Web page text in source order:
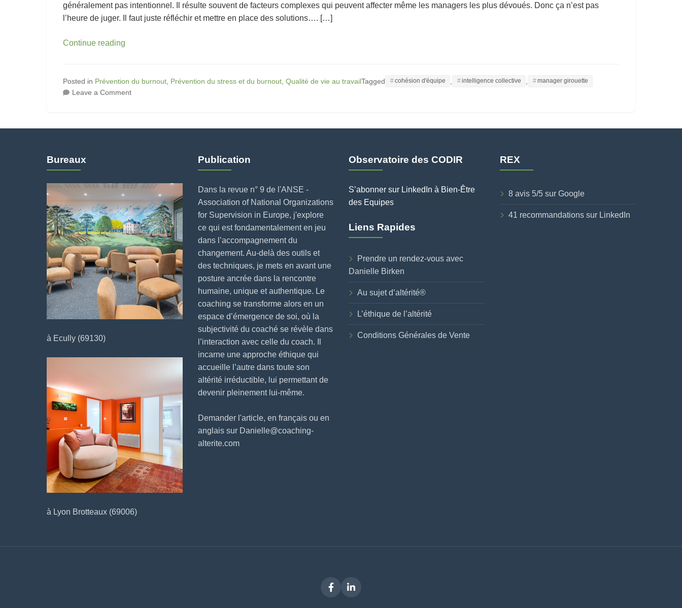
généralement pas intentionnel. Il résulte souvent de facteurs complexes qui peuvent affecter même les managers les plus dévoués. Donc ça n’est pas
l’heure de juger. Il faut juste réfléchir et mettre en place des solutions…. […]
Continue reading
Management
Girouette
Solutions
Posted in Prévention du burnout Prévention du stress et du burnout Qualité de vie au travailTagged cohésion d'équipe intelligence collective manager girouette
Leave a Commenton
Concrètes
Bureaux
à Ecully (69130)
à Lyon Brotteaux (69006)
Publication
Dans la revue n° 9 de l'ANSE -
Association of National Organizations
for Supervision in Europe, j'explore
ce qui est fondamentalement en jeu
dans l’accompagnement du
changement. Au-delà des outils et
des techniques, je mets en avant une
posture ancrée dans la rencontre
humaine, unique et authentique. Le
coaching se transforme alors en un
espace d’émergence de soi, où la
subjectivité du coaché se révèle dans
l’interaction avec celle du coach. Il
incarne une approche éthique qui
accueille l’autre dans toute son
altérité irréductible, lui permettant de
devenir pleinement lui-même.
Demander l'article, en français ou en
anglais sur Danielle@coaching-
alterite.com
Observatoire des CODIR
S’abonner sur LinkedIn à Bien-Être
des Equipes
Liens Rapides
Prendre un rendez-vous avec
Danielle Birken
Au sujet d’altérité®
L’éthique de l’altérité
Conditions Générales de Vente
REX
8 avis 5/5 sur Google
41 recommandations sur LinkedIn
FacebookLinkedIn